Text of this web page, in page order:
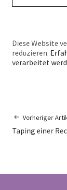
Diese Website
reduzieren.
verarbeitet
Vorheriger
Taping einer